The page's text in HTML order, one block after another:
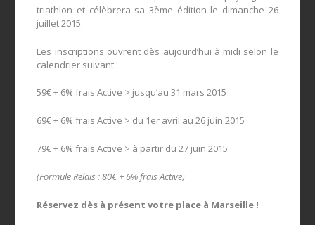
triathlon et célèbrera sa 3ème édition le dimanche 26
juillet 2015.
Les inscriptions ouvrent dès aujourd’hui à midi selon le
calendrier suivant :
59€ + 6% frais Active > jusqu’au 31 mars 2015
69€ + 6% frais Active > du 1er avril au 26 juin 2015
79€ + 6% frais Active > à partir du 27 juin 2015
(Formule Relais : 80€ + 6% frais Active)
Réservez dès à présent votre place à Marseille !